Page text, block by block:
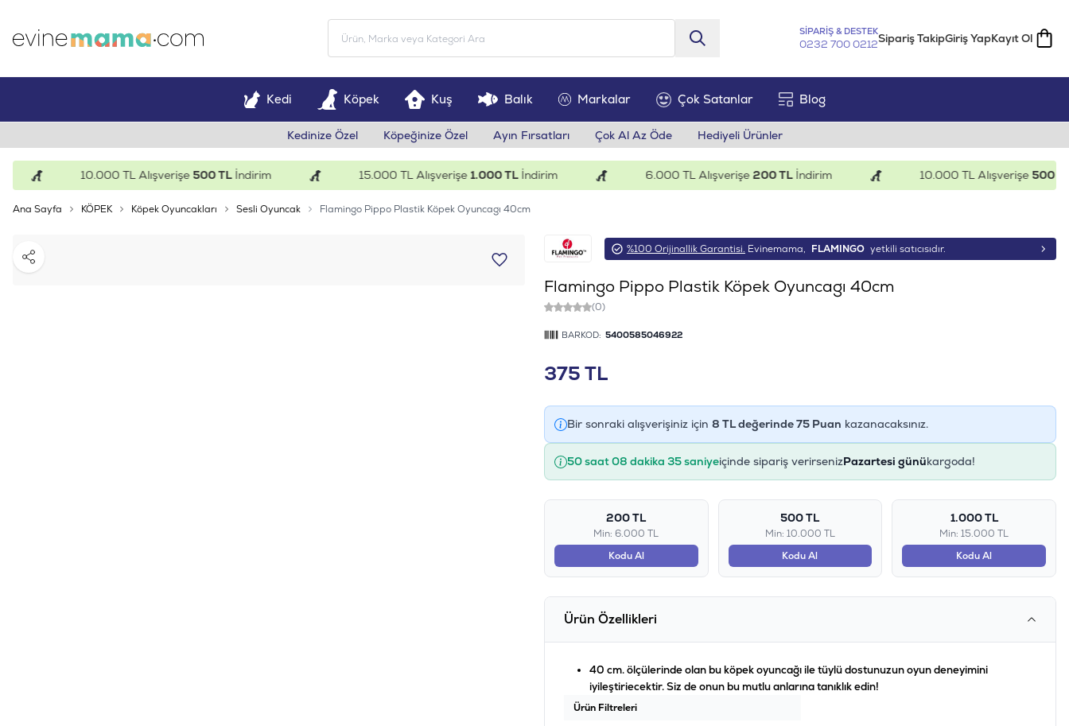
SİPARİŞ & DESTEK
0232 700 0212Sipariş TakipGiriş YapKayıt Ol
Kedi Köpek Kuş Balık Markalar Çok Satanlar Blog
Kedinize Özel Köpeğinize Özel Ayın Fırsatları Çok Al Az Öde Hediyeli Ürünler
10.000 TL Alışverişe500 TLİndirim 15.000 TL Alışverişe1.000 TLİndirim 6.000 TL Alışverişe200 TLİndirim 10.000 TL Alışverişe500 TL
Ana Sayfa KÖPEK Köpek Oyuncakları Sesli Oyuncak Flamingo Pippo Plastik Köpek Oyuncagı 40cm
Paylaş
%100 Orijinallik Garantisi. Evinemama, FLAMINGO yetkili satıcısıdır.
Flamingo Pippo Plastik Köpek Oyuncagı 40cm
(0)
BARKOD: 5400585046922
375TL
Bir sonraki alışverişiniz için 8 TL değerinde75Puan kazanacaksınız.
50 saat 08 dakika 34 saniyeiçinde sipariş verirsenizPazartesi günükargoda!
200 TL
Min: 6.000 TL
Kodu Al
500 TL
Min: 10.000 TL
Kodu Al
1.000 TL
Min: 15.000 TL
Kodu Al
Ürün Özellikleri
40 cm. ölçülerinde olan bu köpek oyuncağı ile tüylü dostunuzun oyun deneyimini
iyileştiriecektir. Siz de onun bu mutlu anlarına tanıklık edin!
Ürün Filtreleri